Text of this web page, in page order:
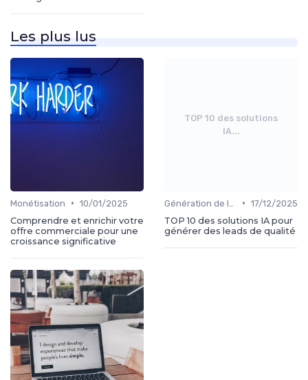
Les plus lus
Monétisation • 10/01/2025
Comprendre et enrichir votre
offre commerciale pour une
croissance significative
TOP 10 des solutions
IA...
• 17/12/2025
TOP 10 des solutions IA pour
générer des leads de qualité